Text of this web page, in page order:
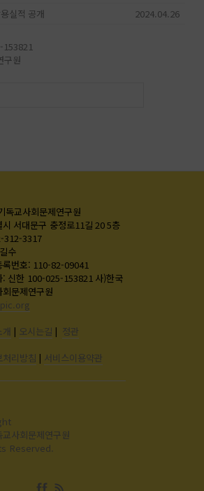
실적 공개
2024.04.26
153821
구원
독교사회문제연구원
시 서대문구 충정로11길 20 5층
312-3317
수
록번호: 110-82-09041
: 신한 100-025-153821 사)한국
회문제연구원
| 오시는길 | 정관
처리방침 | 서비스이용약관
교사회문제연구원
Reserved.